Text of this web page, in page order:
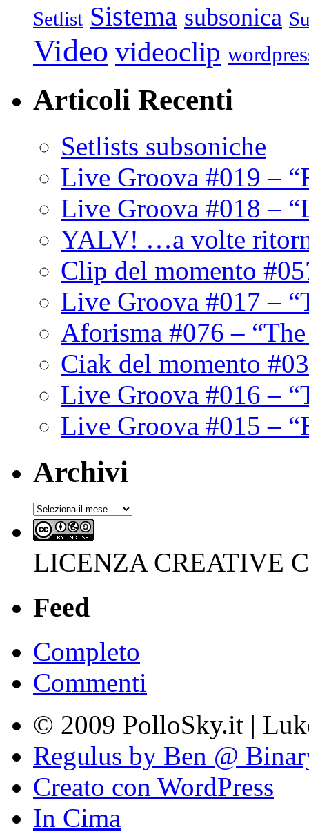
Setlist Sistema subsonica
Video videoclip
Articoli Recenti
Setlists subsoniche
Live Groova #019 –
Live Groova #018 –
YALV! …a volte
Clip del momento
Live Groova #017 –
Aforisma #076 –
Ciak del momento
Live Groova #016 –
Live Groova #015 –
Archivi
Archivi
LICENZA CREATIVE
Feed
Completo
Commenti
© 2009 PolloSky.it |
Regulus by Ben @
Creato con WordPress
In Cima